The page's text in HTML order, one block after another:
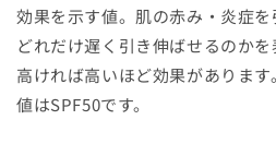
効果を示す値。肌の赤み・炎症
どれだけ遅く引き伸ばせるのか
高ければ高いほど効果がありま
値はSPF50です。